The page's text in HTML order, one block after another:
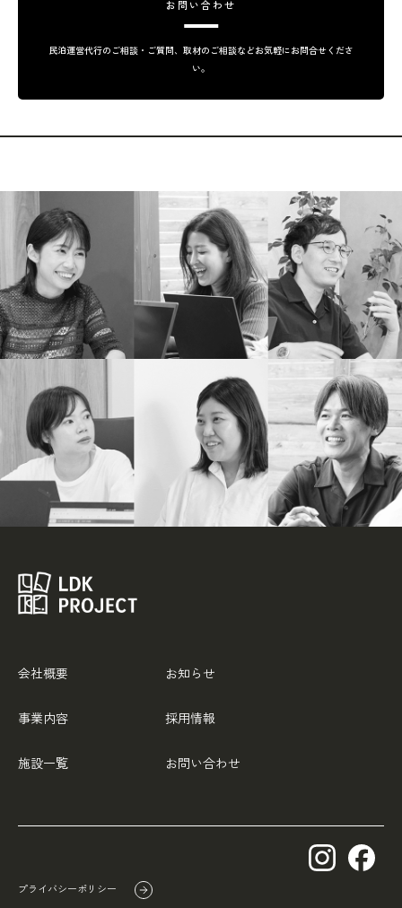
お問い合わせ
民泊運営代行のご相談・ご質問、取材のご相談などお気軽にお問合せくださ
い。
会社概要
事業内容
施設一覧
お知らせ
採用情報
お問い合わせ
プライバシーポリシー